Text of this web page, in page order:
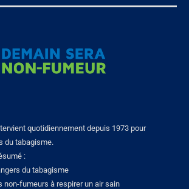
quotidiennement depuis 1973 pour
du tabagisme.
:
du tabagisme
non-fumeurs à respirer un air sain